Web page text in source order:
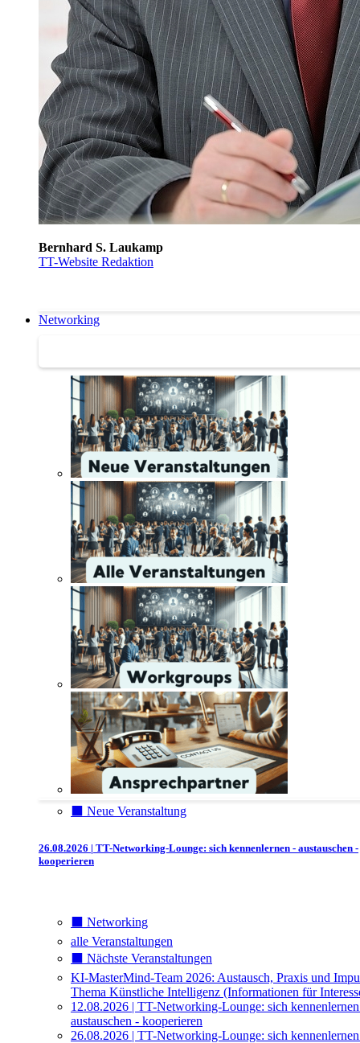
Bernhard S. Laukamp
TT-Website Redaktion
Networking
⬛️ Neue Veranstaltung
26.08.2026 | TT-Networking-Lounge: sich kennenlernen - austauschen -
kooperieren
⬛️ Networking
alle Veranstaltungen
⬛️ Nächste Veranstaltungen
KI-MasterMind-Team 2026: Austausch, Praxis und
Thema Künstliche Intelligenz (Informationen für
12.08.2026 | TT-Networking-Lounge: sich
austauschen - kooperieren
26.08.2026 | TT-Networking-Lounge: sich